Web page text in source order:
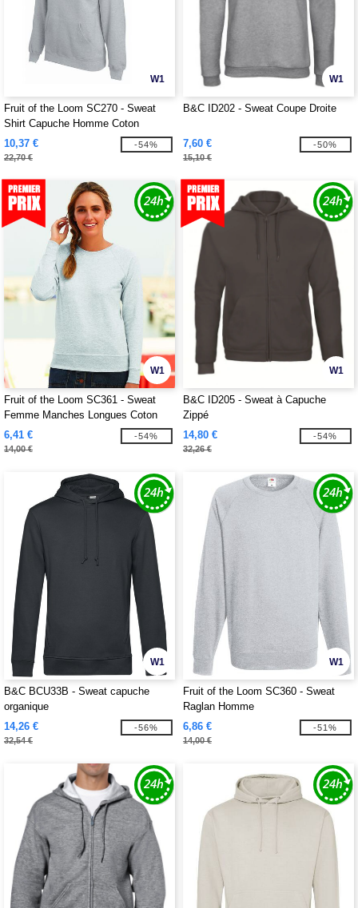
W1
Fruit of the Loom SC270 - Sweat
Shirt Capuche Homme Coton
10,37 €
22,70 €
-54%
W1
B&C ID202 - Sweat Coupe Droite
7,60 €
15,10 €
-50%
W1
Fruit of the Loom SC361 - Sweat
Femme Manches Longues Coton
6,41 €
14,00 €
-54%
W1
B&C ID205 - Sweat à Capuche
Zippé
14,80 €
32,26 €
-54%
W1
B&C BCU33B - Sweat capuche
organique
14,26 €
32,54 €
-56%
W1
Fruit of the Loom SC360 - Sweat
Raglan Homme
6,86 €
14,00 €
-51%